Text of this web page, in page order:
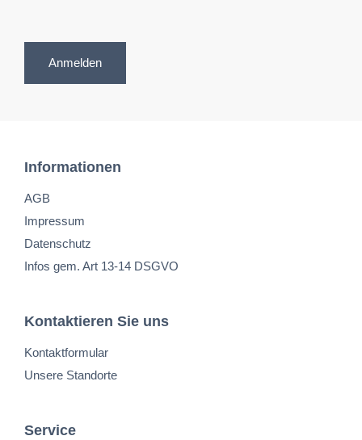
Anmelden
Informationen
AGB
Impressum
Datenschutz
Infos gem. Art 13-14 DSGVO
Kontaktieren Sie uns
Kontaktformular
Unsere Standorte
Service